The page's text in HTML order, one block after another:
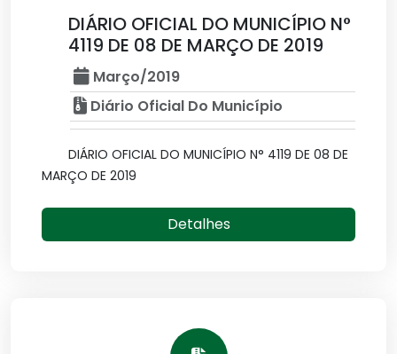
DIÁRIO OFICIAL DO MUNICÍPIO N°
4119 DE 08 DE MARÇO DE 2019
Março/2019
Diário Oficial Do Município
DIÁRIO OFICIAL DO MUNICÍPIO N° 4119 DE 08 DE
MARÇO DE 2019
Detalhes